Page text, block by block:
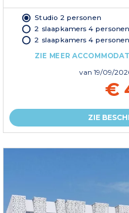
Studio 2 personen
2 slaapkamers 4
2 slaapkamers 4 personen
ZIE MEER
van 19/09/
€
ZIE